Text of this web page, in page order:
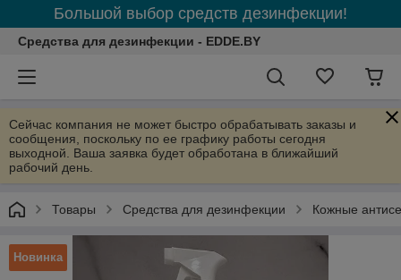
Большой выбор средств дезинфекции!
Средства для дезинфекции - EDDE.BY
Сейчас компания не может быстро обрабатывать заказы и
сообщения, поскольку по ее графику работы сегодня
выходной. Ваша заявка будет обработана в ближайший
рабочий день.
Товары Средства для дезинфекции Кожные
Новинка